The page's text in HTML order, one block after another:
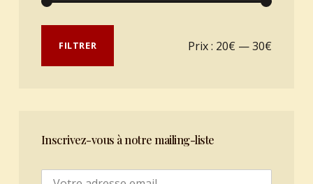
Prix min
Prix maxFILTRER Prix : 20€ —30€
Inscrivez-vous à notre mailing-liste